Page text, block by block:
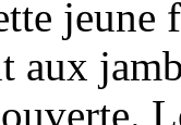
aux